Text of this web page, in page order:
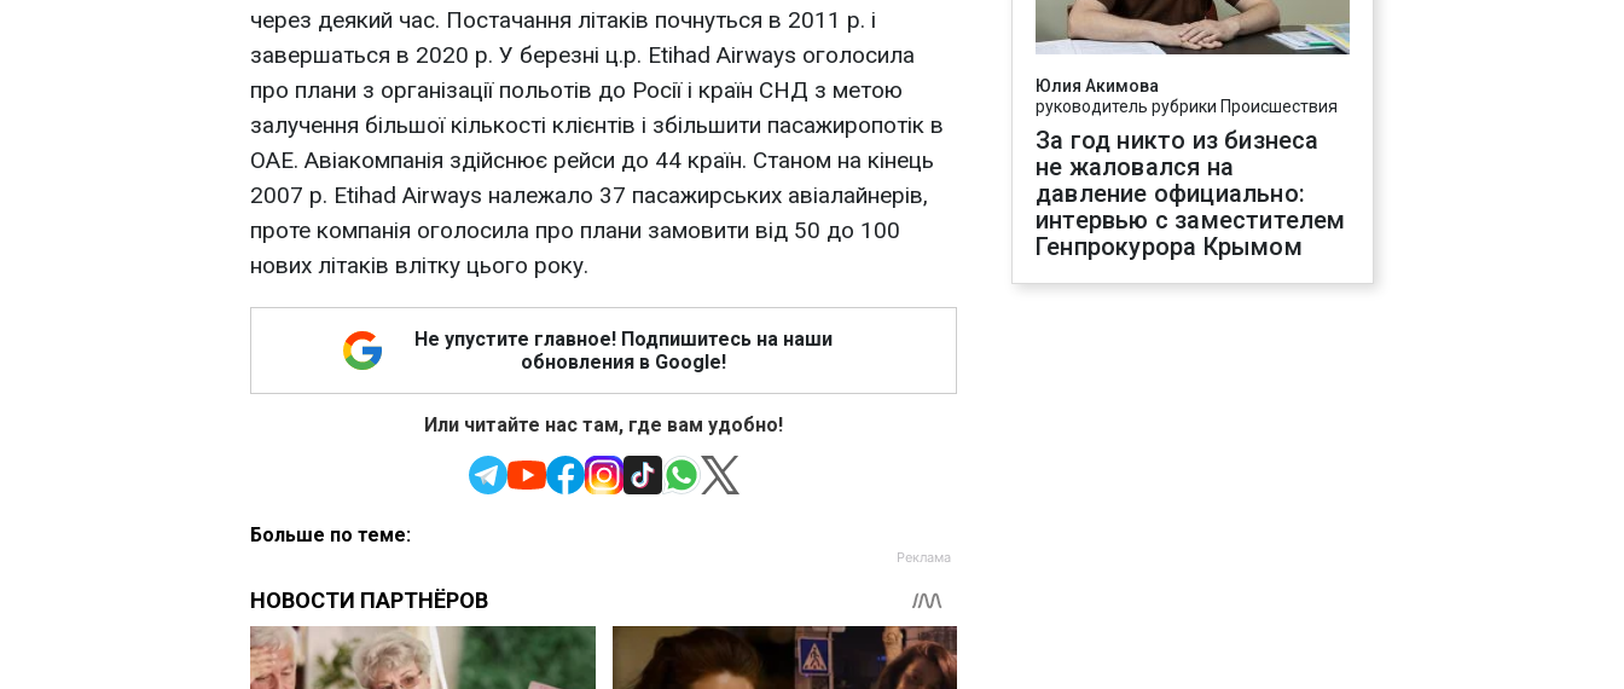
через деякий час. Постачання літаків почнуться в 2011 р. і
завершаться в 2020 р. У березні ц.р. Etihad Airways оголосила
про плани з організації польотів до Росії і країн СНД з метою
залучення більшої кількості клієнтів і збільшити пасажиропотік в
ОАЕ. Авіакомпанія здійснює рейси до 44 країн. Станом на кінець
2007 р. Etihad Airways належало 37 пасажирських авіалайнерів,
проте компанія оголосила про плани замовити від 50 до 100
нових літаків влітку цього року.
Не упустите главное! Подпишитесь на наши
обновления в Google!
Или читайте нас там, где вам удобно!
Больше по теме:
Юлия Акимова
руководитель рубрики Происшествия
За год никто из бизнеса
не жаловался на
давление официально:
интервью с заместителем
Генпрокурора Крымом